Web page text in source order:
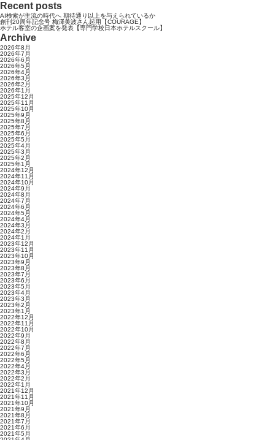
Recent posts
AI検索が主流の時代へ 期待通り以上を与えられているか
創刊20周年記念号 梅澤美波さん起用【COURAGE】
ホテル客室の企画案を発表【専門学校日本ホテルスクール】
Archive
2026年8月
2026年7月
2026年6月
2026年5月
2026年4月
2026年3月
2026年2月
2026年1月
2025年12月
2025年11月
2025年10月
2025年9月
2025年8月
2025年7月
2025年6月
2025年5月
2025年4月
2025年3月
2025年2月
2025年1月
2024年12月
2024年11月
2024年10月
2024年9月
2024年8月
2024年7月
2024年6月
2024年5月
2024年4月
2024年3月
2024年2月
2024年1月
2023年12月
2023年11月
2023年10月
2023年9月
2023年8月
2023年7月
2023年6月
2023年5月
2023年4月
2023年3月
2023年2月
2023年1月
2022年12月
2022年11月
2022年10月
2022年9月
2022年8月
2022年7月
2022年6月
2022年5月
2022年4月
2022年3月
2022年2月
2022年1月
2021年12月
2021年11月
2021年10月
2021年9月
2021年8月
2021年7月
2021年6月
2021年5月